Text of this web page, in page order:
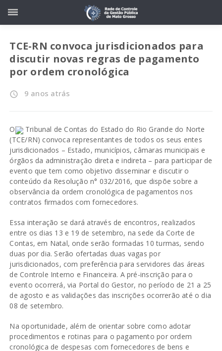
TCE-RN convoca jurisdicionados para
discutir novas regras de pagamento
por ordem cronológica
access_time 9 anos atrás
O
Tribunal de Contas do Estado do Rio Grande do Norte
(TCE/RN) convoca representantes de todos os seus entes
jurisdicionados – Estado, municípios, câmaras municipais e
órgãos da administração direta e indireta – para participar de
evento que tem como objetivo disseminar e discutir o
conteúdo da Resolução n° 032/2016, que dispõe sobre a
observância da ordem cronológica de pagamentos nos
contratos firmados com fornecedores.
Essa interação se dará através de encontros, realizados
entre os dias 13 e 19 de setembro, na sede da Corte de
Contas, em Natal, onde serão formadas 10 turmas, sendo
duas por dia. Serão ofertadas duas vagas por
jurisdicionados, com preferência para servidores das áreas
de Controle Interno e Financeira. A pré-inscrição para o
evento ocorrerá, via Portal do Gestor, no período de 21 a 25
de agosto e as validações das inscrições ocorrerão até o dia
08 de setembro.
Na oportunidade, além de orientar sobre como adotar
procedimentos e rotinas para o pagamento por ordem
cronológica de despesas com fornecedores de bens e